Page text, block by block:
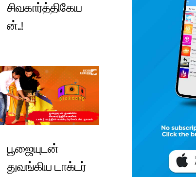
சிவகார்த்திகேய
ன்..!
பூஜையுடன்
துவங்கிய டாக்டர்